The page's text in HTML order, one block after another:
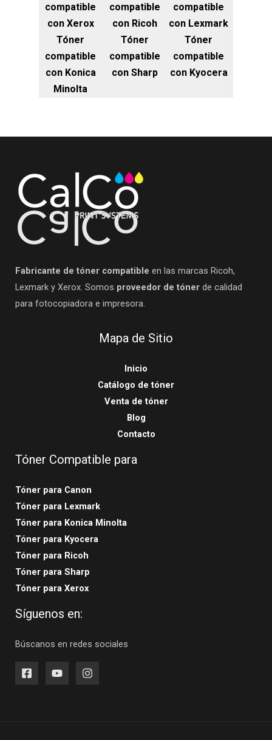
compatible
con Xerox
compatible
con Ricoh
compatible
con Lexmark
Tóner
compatible
con Konica
Minolta
Tóner
compatible
con Sharp
Tóner
compatible
con Kyocera
Fabricante de tóner compatible en las marcas Ricoh,
Lexmark y Xerox. Somos proveedor de tóner de calidad
para fotocopiadora e impresora.
Mapa de Sitio
Inicio
Catálogo de tóner
Venta de tóner
Blog
Contacto
Tóner Compatible para
Tóner para Canon
Tóner para Lexmark
Tóner para Konica Minolta
Tóner para Kyocera
Tóner para Ricoh
Tóner para Sharp
Tóner para Xerox
Síguenos en:
Búscanos en redes sociales